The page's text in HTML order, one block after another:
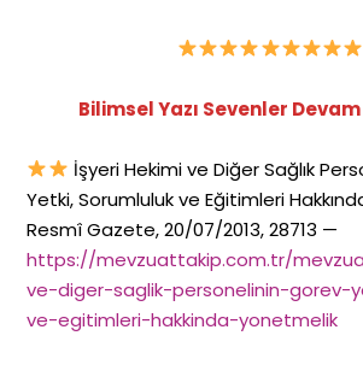
Bilimsel Yazı Sevenler
İşyeri Hekimi ve Diğer Sağlık
Yetki, Sorumluluk ve Eğitimleri
Resmî Gazete, 20/07/2013, 28713 —
https://mevzuattakip.com.tr/
ve-diger-saglik-personelinin-gorev-
ve-egitimleri-hakkinda-yonetmelik